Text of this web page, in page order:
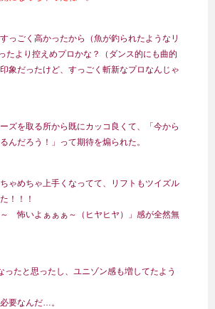
すっごく高かったから（魚が釣られたようなリ
たより控えめプロかな？（ダンス的にも曲的
象だったけど、すっごく斬新なプロなんじゃ
ズを取る所から既にカッコ良くて、「今から
んだろう！」って期待を煽られた。
ゃめちゃ上手くなってて、リフトもツイズル
！！！
～ 怖いよぁぁぁ～（ヒヤヒヤ）」感が全然無
ったと思ったし、ユニゾン感も増してたよう
要なんだ…。